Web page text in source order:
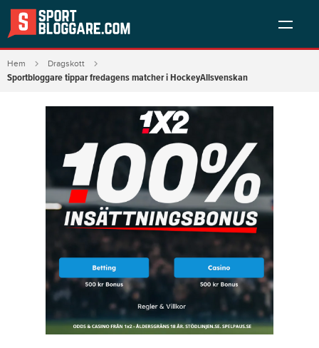
Hem Dragskott
Sportbloggare tippar fredagens matcher i HockeyAllsvenskan